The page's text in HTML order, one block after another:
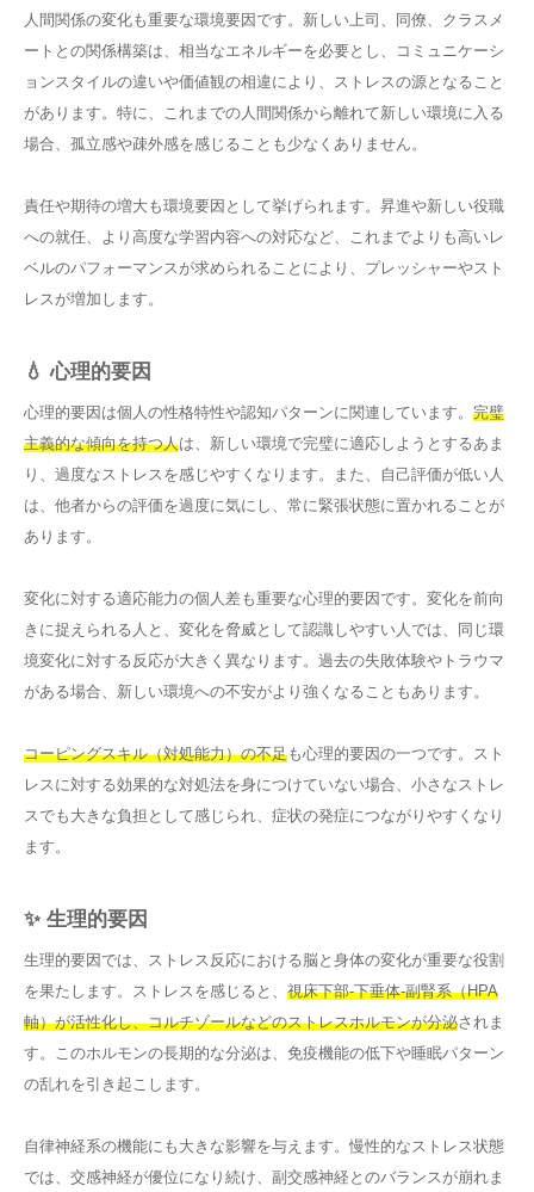
人間関係の変化も重要な環境要因です。新しい上司、同僚、クラスメ
ートとの関係構築は、相当なエネルギーを必要とし、コミュニケーシ
ョンスタイルの違いや価値観の相違により、ストレスの源となること
があります。特に、これまでの人間関係から離れて新しい環境に入る
場合、孤立感や疎外感を感じることも少なくありません。
責任や期待の増大も環境要因として挙げられます。昇進や新しい役職
への就任、より高度な学習内容への対応など、これまでよりも高いレ
ベルのパフォーマンスが求められることにより、プレッシャーやスト
レスが増加します。
💧 心理的要因
心理的要因は個人の性格特性や認知パターンに関連しています。 完璧
主義的な傾向を持つ人は、新しい環境で完璧に適応しようとするあま
り、過度なストレスを感じやすくなります。また、自己評価が低い人
は、他者からの評価を過度に気にし、常に緊張状態に置かれることが
あります。
変化に対する適応能力の個人差も重要な心理的要因です。変化を前向
きに捉えられる人と、変化を脅威として認識しやすい人では、同じ環
境変化に対する反応が大きく異なります。過去の失敗体験やトラウマ
がある場合、新しい環境への不安がより強くなることもあります。
コーピングスキル（対処能力）の不足も心理的要因の一つです。スト
レスに対する効果的な対処法を身につけていない場合、小さなストレ
スでも大きな負担として感じられ、症状の発症につながりやすくなり
ます。
✨ 生理的要因
生理的要因では、ストレス反応における脳と身体の変化が重要な役割
を果たします。ストレスを感じると、 視床下部-下垂体-副腎系（HPA
軸）が活性化し、コルチゾールなどのストレスホルモンが分泌されま
す。このホルモンの長期的な分泌は、免疫機能の低下や睡眠パターン
の乱れを引き起こします。
自律神経系の機能にも大きな影響を与えます。慢性的なストレス状態
では、交感神経が優位になり続け、副交感神経とのバランスが崩れま